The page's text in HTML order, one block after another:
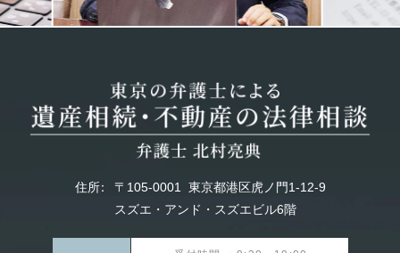
住所： 〒105-0001
東京都港区虎ノ門1-12-9
スズエ・アンド・スズエビル6階